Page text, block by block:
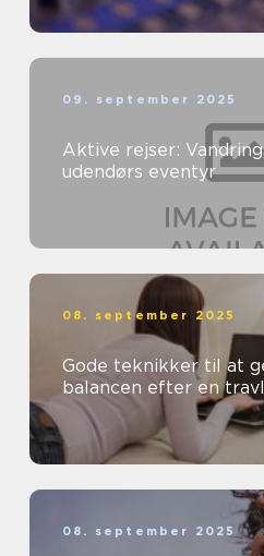
09. september 2025
Aktive rejser:
udendørs eventyr
08. september 2025
Gode teknikker til at
balancen efter en
08. september 2025